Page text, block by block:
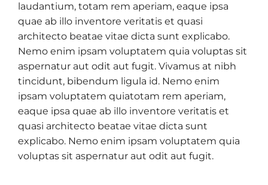
laudantium, totam rem aperiam, eaque ipsa
quae ab illo inventore veritatis et quasi
architecto beatae vitae dicta sunt explicabo.
Nemo enim ipsam voluptatem quia voluptas sit
aspernatur aut odit aut fugit. Vivamus at nibh
tincidunt, bibendum ligula id. Nemo enim
ipsam voluptatem quiatotam rem aperiam,
eaque ipsa quae ab illo inventore veritatis et
quasi architecto beatae vitae dicta sunt
explicabo. Nemo enim ipsam voluptatem quia
voluptas sit aspernatur aut odit aut fugit.